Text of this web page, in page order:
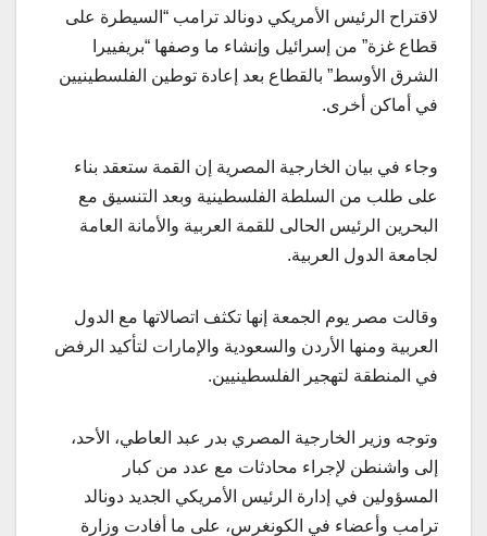
لاقتراح الرئيس الأمريكي دونالد ترامب “السيطرة على
قطاع غزة” من إسرائيل وإنشاء ما وصفها “بريفييرا
الشرق الأوسط” بالقطاع بعد إعادة توطين الفلسطينيين
في أماكن أخرى.
وجاء في بيان الخارجية المصرية إن القمة ستعقد بناء
على طلب من السلطة الفلسطينية وبعد التنسيق مع
البحرين الرئيس الحالى للقمة العربية والأمانة العامة
لجامعة الدول العربية.
وقالت مصر يوم الجمعة إنها تكثف اتصالاتها مع الدول
العربية ومنها الأردن والسعودية والإمارات لتأكيد الرفض
في المنطقة لتهجير الفلسطينيين.
وتوجه وزير الخارجية المصري بدر عبد العاطي، الأحد،
إلى واشنطن لإجراء محادثات مع عدد من كبار
المسؤولين في إدارة الرئيس الأمريكي الجديد دونالد
ترامب وأعضاء في الكونغرس، على ما أفادت وزارة